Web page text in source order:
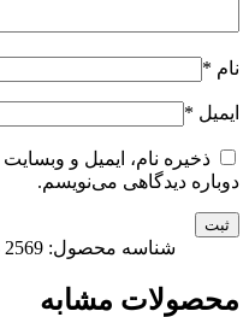
نام *
ایمیل *
ذخیره نام، ایمیل و
دوباره دیدگاهی می‌نویسم.
شناسه محصول: 2569
محصولات مشابه